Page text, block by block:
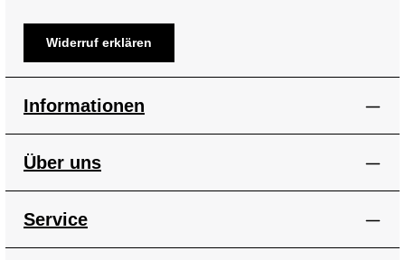
Widerruf erklären
Informationen
Über uns
Service